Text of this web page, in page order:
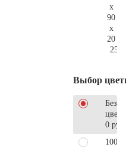
x
90
x
20
Выбор
Без
0 руб.
100